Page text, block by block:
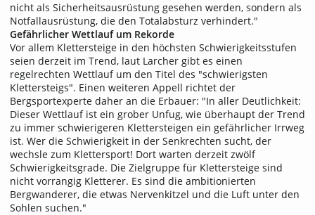
nicht als Sicherheitsausrüstung gesehen werden, sondern als
Notfallausrüstung, die den Totalabsturz verhindert."
Gefährlicher Wettlauf um Rekorde
Vor allem Klettersteige in den höchsten Schwierigkeitsstufen
seien derzeit im Trend, laut Larcher gibt es einen
regelrechten Wettlauf um den Titel des "schwierigsten
Klettersteigs". Einen weiteren Appell richtet der
Bergsportexperte daher an die Erbauer: "In aller Deutlichkeit:
Dieser Wettlauf ist ein grober Unfug, wie überhaupt der Trend
zu immer schwierigeren Klettersteigen ein gefährlicher Irrweg
ist. Wer die Schwierigkeit in der Senkrechten sucht, der
wechsle zum Klettersport! Dort warten derzeit zwölf
Schwierigkeitsgrade. Die Zielgruppe für Klettersteige sind
nicht vorrangig Kletterer. Es sind die ambitionierten
Bergwanderer, die etwas Nervenkitzel und die Luft unter den
Sohlen suchen."